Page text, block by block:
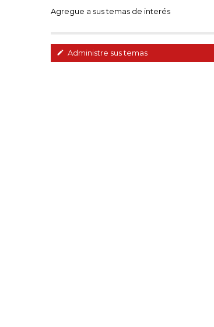
Agregue a sus temas de interés
Administre sus temas